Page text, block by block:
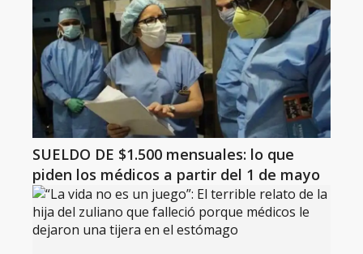
SUELDO DE $1.500 mensuales: lo que
piden los médicos a partir del 1 de mayo